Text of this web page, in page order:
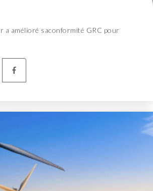
a amélioré saconformité GRC pour